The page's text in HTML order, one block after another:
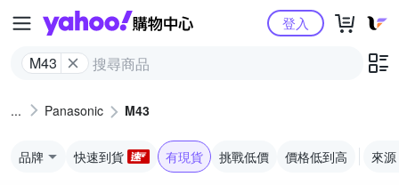
Yahoo購物中心
M43
登入
Panasonic M43
品牌 快速到貨 有現貨 挑戰低價 價格低到高 來源